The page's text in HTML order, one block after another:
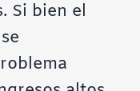
Si bien el